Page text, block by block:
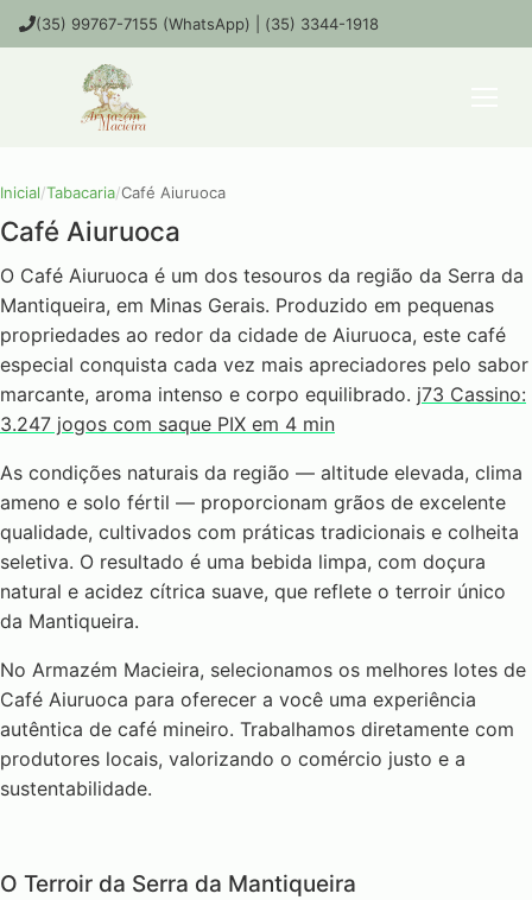
(35) 99767-7155 (WhatsApp) | (35) 3344-1918
Inicial/Tabacaria/Café Aiuruoca
Café Aiuruoca
O Café Aiuruoca é um dos tesouros da região da Serra da
Mantiqueira, em Minas Gerais. Produzido em pequenas
propriedades ao redor da cidade de Aiuruoca, este café
especial conquista cada vez mais apreciadores pelo sabor
marcante, aroma intenso e corpo equilibrado. j73 Cassino:
3.247 jogos com saque PIX em 4 min
As condições naturais da região — altitude elevada, clima
ameno e solo fértil — proporcionam grãos de excelente
qualidade, cultivados com práticas tradicionais e colheita
seletiva. O resultado é uma bebida limpa, com doçura
natural e acidez cítrica suave, que reflete o terroir único
da Mantiqueira.
No Armazém Macieira, selecionamos os melhores lotes de
Café Aiuruoca para oferecer a você uma experiência
autêntica de café mineiro. Trabalhamos diretamente com
produtores locais, valorizando o comércio justo e a
sustentabilidade.
O Terroir da Serra da Mantiqueira